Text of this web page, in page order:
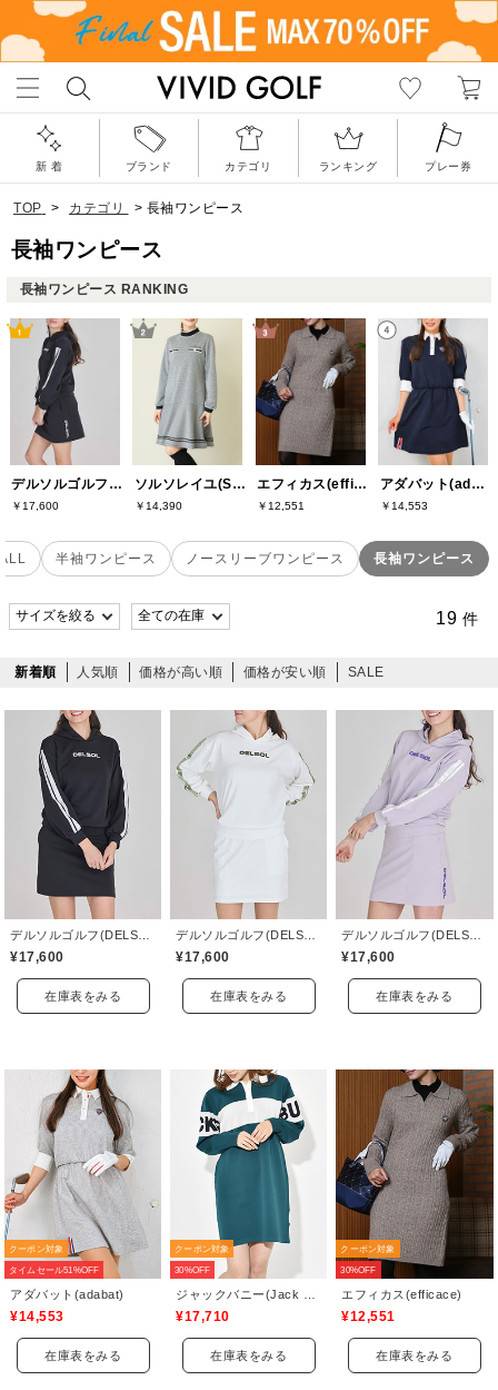
新 着 ブランド カテゴリ ランキング プレー券
TOP > カテゴリ > 長袖ワンピース
長袖ワンピース
長袖ワンピース RANKING
デルソルゴルフ(DELSOL GOLF)
￥17,600
ソルソレイユ(SOUS LE SOLEIL)
￥14,390
エフィカス(efficace)
￥12,551
アダバット(adabat)
￥14,553
ALL 半袖ワンピース ノースリーブワンピース 長袖ワンピース
19 件
新着順 人気順 価格が高い順 価格が安い順 SALE
¥17,600
在庫表をみる
¥17,600
在庫表をみる
¥17,600
在庫表をみる
クーポン対象
タイムセール51%OFF
アダバット(adabat)
¥14,553
在庫表をみる
クーポン対象
30%OFF
¥17,710
在庫表をみる
クーポン対象
30%OFF
エフィカス(efficace)
¥12,551
在庫表をみる